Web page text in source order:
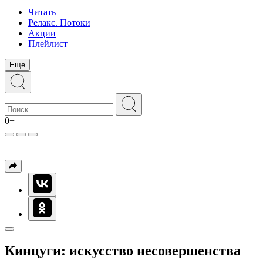
Читать
Релакс. Потоки
Акции
Плейлист
Еще
0+
Кинцуги: искусство несовершенства